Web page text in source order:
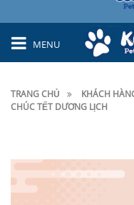
MENU
TRANG CHỦ KHÁCH
CHÚC TẾT DƯƠNG LỊCH